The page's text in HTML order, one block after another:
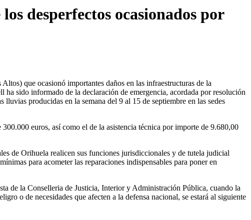
desperfectos ocasionados por
que ocasionó importantes daños en las infraestructuras de la
ha sido informado de la declaración de emergencia, acordada por resolución
producidas en la semana del 9 al 15 de septiembre en las sedes
euros, así como el de la asistencia técnica por importe de 9.680,00
de Orihuela realicen sus funciones jurisdiccionales y de tutela judicial
para acometer las reparaciones indispensables para poner en
de la Conselleria de Justicia, Interior y Administración Pública, cuando la
o de necesidades que afecten a la defensa nacional, se estará al siguiente